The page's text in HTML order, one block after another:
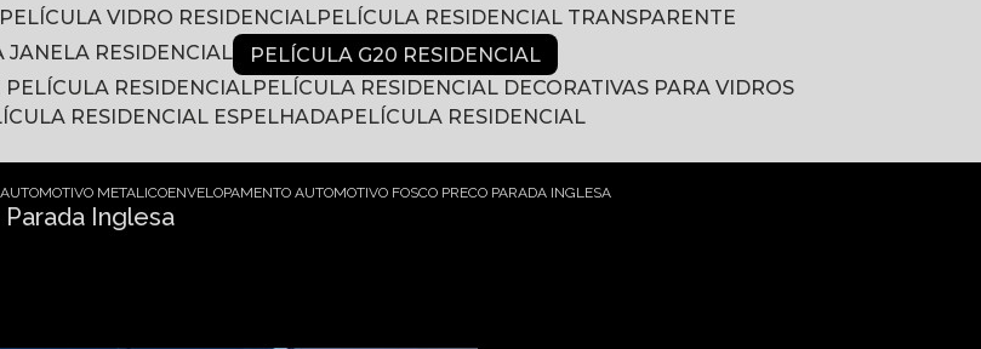
PELÍCULA VIDRO RESIDENCIAL
PELÍCULA RESIDENCIAL TRANSPARENTE
JANELA RESIDENCIAL
PELÍCULA G20 RESIDENCIAL
PELÍCULA RESIDENCIAL
PELÍCULA RESIDENCIAL DECORATIVAS PARA VIDROS
RESIDENCIAL ESPELHADA PELÍCULA RESIDENCIAL
METALICOENVELOPAMENTO AUTOMOTIVO FOSCO PRECO PARADA INGLESA
Inglesa